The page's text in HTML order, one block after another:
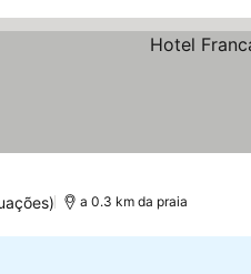
a 0.3 km da praia